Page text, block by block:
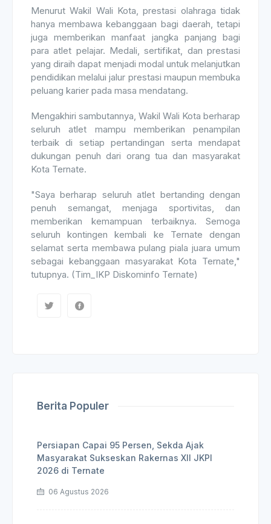
Menurut Wakil Wali Kota, prestasi olahraga tidak
hanya membawa kebanggaan bagi daerah, tetapi
juga memberikan manfaat jangka panjang bagi
para atlet pelajar. Medali, sertifikat, dan prestasi
yang diraih dapat menjadi modal untuk melanjutkan
pendidikan melalui jalur prestasi maupun membuka
peluang karier pada masa mendatang.
Mengakhiri sambutannya, Wakil Wali Kota berharap
seluruh atlet mampu memberikan penampilan
terbaik di setiap pertandingan serta mendapat
dukungan penuh dari orang tua dan masyarakat
Kota Ternate.
"Saya berharap seluruh atlet bertanding dengan
penuh semangat, menjaga sportivitas, dan
memberikan kemampuan terbaiknya. Semoga
seluruh kontingen kembali ke Ternate dengan
selamat serta membawa pulang piala juara umum
sebagai kebanggaan masyarakat Kota Ternate,"
tutupnya. (Tim_IKP Diskominfo Ternate)
Berita Populer
Persiapan Capai 95 Persen, Sekda Ajak
Masyarakat Sukseskan Rakernas XII JKPI
2026 di Ternate
06 Agustus 2026